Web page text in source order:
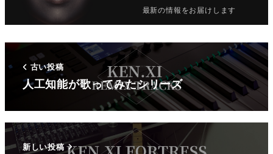
最新の情報をお届けします
古い投稿
人工知能が歌ってみたシリーズ
新しい投稿